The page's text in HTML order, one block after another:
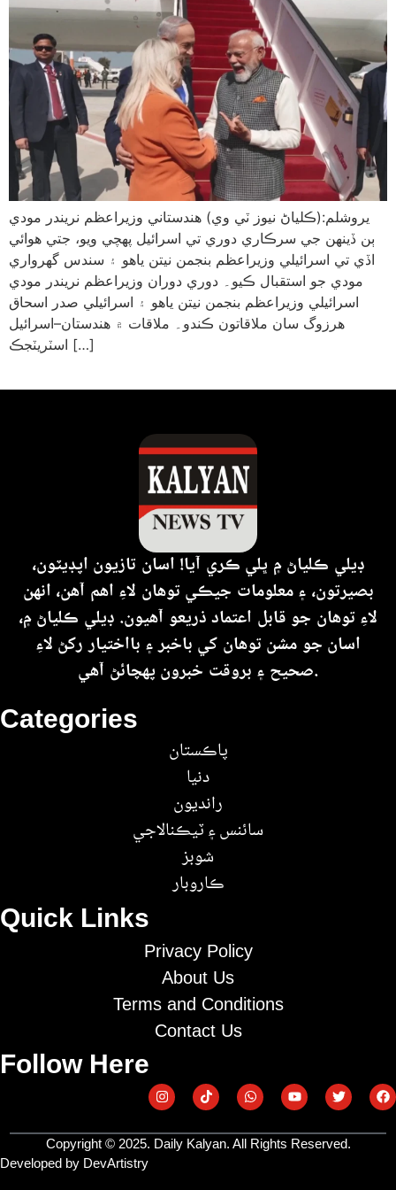
يروشلم:(ڪلياڻ نيوز ٽي وي) هندستاني وزيراعظم نريندر مودي
ٻن ڏينهن جي سرڪاري دوري تي اسرائيل پهچي ويو، جتي هوائي
اڏي تي اسرائيلي وزيراعظم بنجمن نيتن ياهو ۽ سندس گهرواري
مودي جو استقبال ڪيو۔ دوري دوران وزيراعظم نريندر مودي
اسرائيلي وزيراعظم بنجمن نيتن ياهو ۽ اسرائيلي صدر اسحاق
هرزوگ سان ملاقاتون ڪندو۔ ملاقات ۾ هندستان–اسرائيل
اسٽريٽجڪ […]
Quick Links
Privacy Policy
About Us
Terms and Conditions
Contact Us
Follow Here
Categories
پاڪستان
دنيا
رانديون
سائنس ۽ ٽيڪنالاجي
شوبز
ڪاروبار
ڊيلي ڪلياڻ ۾ ڀلي ڪري آيا! اسان تازيون اپڊيٽون،
بصيرتون، ۽ معلومات جيڪي توهان لاءِ اهم آهن، انهن
لاءِ توهان جو قابل اعتماد ذريعو آهيون. ڊيلي ڪلياڻ ۾،
اسان جو مشن توهان کي باخبر ۽ بااختيار رکڻ لاءِ
صحيح ۽ بروقت خبرون پهچائڻ آهي.
Copyright © 2025. Daily Kalyan. All Rights Reserved.
Developed by DevArtistry